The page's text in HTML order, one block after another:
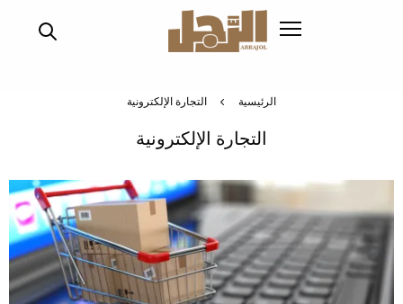
الرئيسية التجارة الإلكترونية
التجارة الإلكترونية